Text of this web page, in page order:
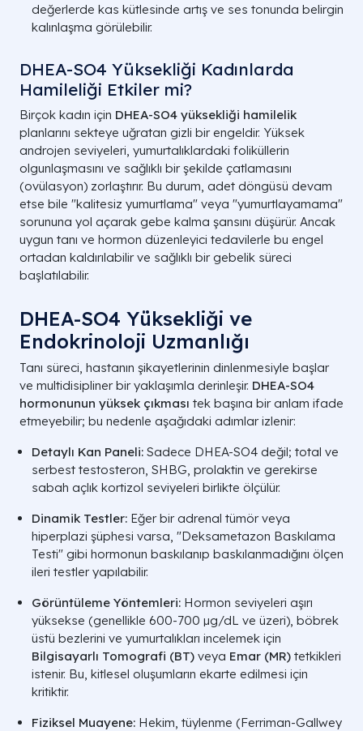
değerlerde kas kütlesinde artış ve ses tonunda belirgin
kalınlaşma görülebilir.
DHEA-SO4 Yüksekliği Kadınlarda
Hamileliği Etkiler mi?
Birçok kadın için DHEA-SO4 yüksekliği hamilelik
planlarını sekteye uğratan gizli bir engeldir. Yüksek
androjen seviyeleri, yumurtalıklardaki foliküllerin
olgunlaşmasını ve sağlıklı bir şekilde çatlamasını
(ovülasyon) zorlaştırır. Bu durum, adet döngüsü devam
etse bile "kalitesiz yumurtlama" veya "yumurtlayamama"
sorununa yol açarak gebe kalma şansını düşürür. Ancak
uygun tanı ve hormon düzenleyici tedavilerle bu engel
ortadan kaldırılabilir ve sağlıklı bir gebelik süreci
başlatılabilir.
DHEA-SO4 Yüksekliği ve
Endokrinoloji Uzmanlığı
Tanı süreci, hastanın şikayetlerinin dinlenmesiyle başlar
ve multidisipliner bir yaklaşımla derinleşir. DHEA-SO4
hormonunun yüksek çıkması tek başına bir anlam ifade
etmeyebilir; bu nedenle aşağıdaki adımlar izlenir:
Detaylı Kan Paneli: Sadece DHEA-SO4 değil; total ve
serbest testosteron, SHBG, prolaktin ve gerekirse
sabah açlık kortizol seviyeleri birlikte ölçülür.
Dinamik Testler: Eğer bir adrenal tümör veya
hiperplazi şüphesi varsa, "Deksametazon Baskılama
Testi" gibi hormonun baskılanıp baskılanmadığını ölçen
ileri testler yapılabilir.
Görüntüleme Yöntemleri: Hormon seviyeleri aşırı
yüksekse (genellikle 600-700 µg/dL ve üzeri), böbrek
üstü bezlerini ve yumurtalıkları incelemek için
Bilgisayarlı Tomografi (BT) veya Emar (MR) tetkikleri
istenir. Bu, kitlesel oluşumların ekarte edilmesi için
kritiktir.
Fiziksel Muayene: Hekim, tüylenme (Ferriman-Gallwey